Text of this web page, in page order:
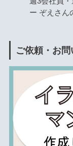
ー ぞえさん
ご依頼・お